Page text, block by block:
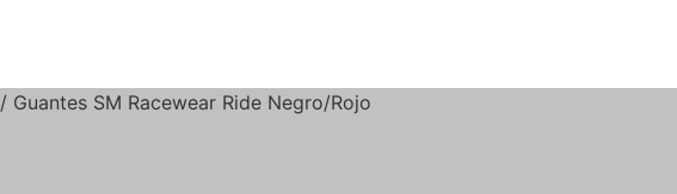
/ Guantes SM Racewear Ride Negro/Rojo